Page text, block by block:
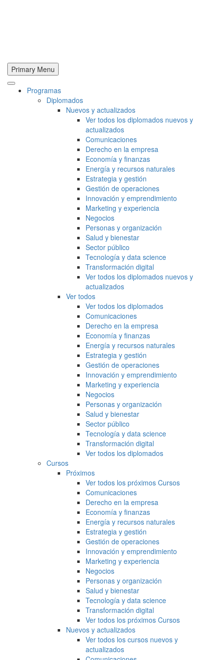
Primary Menu
Programas
Diplomados
Nuevos y actualizados
Ver todos los diplomados nuevos y
actualizados
Comunicaciones
Derecho en la empresa
Economía y finanzas
Energía y recursos naturales
Estrategia y gestión
Gestión de operaciones
Innovación y emprendimiento
Marketing y experiencia
Negocios
Personas y organización
Salud y bienestar
Sector público
Tecnología y data science
Transformación digital
Ver todos los diplomados nuevos y
actualizados
Ver todos
Ver todos los diplomados
Comunicaciones
Derecho en la empresa
Economía y finanzas
Energía y recursos naturales
Estrategia y gestión
Gestión de operaciones
Innovación y emprendimiento
Marketing y experiencia
Negocios
Personas y organización
Salud y bienestar
Sector público
Tecnología y data science
Transformación digital
Ver todos los diplomados
Cursos
Próximos
Ver todos los próximos Cursos
Comunicaciones
Derecho en la empresa
Economía y finanzas
Energía y recursos naturales
Estrategia y gestión
Gestión de operaciones
Innovación y emprendimiento
Marketing y experiencia
Negocios
Personas y organización
Salud y bienestar
Tecnología y data science
Transformación digital
Ver todos los próximos Cursos
Nuevos y actualizados
Ver todos los cursos nuevos y
actualizados